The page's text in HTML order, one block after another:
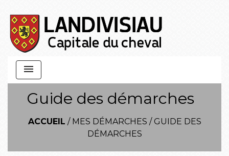
menu
Guide des démarches
ACCUEIL / MES DÉMARCHES / GUIDE DES
DÉMARCHES